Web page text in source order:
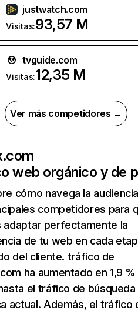
justwatch.com
Visitas:93,57 M
tvguide.com
Visitas:12,35 M
Ver más competidores →
web orgánico y de
cómo navega la
competidores para
adaptar perfectamente la
de tu web en cada
del cliente. tráfico de
ha aumentado en 1,9
el tráfico de búsqueda
actual. Además, el tráfico